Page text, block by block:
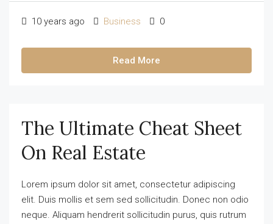
10 years ago Business 0
Read More
The Ultimate Cheat Sheet
On Real Estate
Lorem ipsum dolor sit amet, consectetur adipiscing
elit. Duis mollis et sem sed sollicitudin. Donec non odio
neque. Aliquam hendrerit sollicitudin purus, quis rutrum